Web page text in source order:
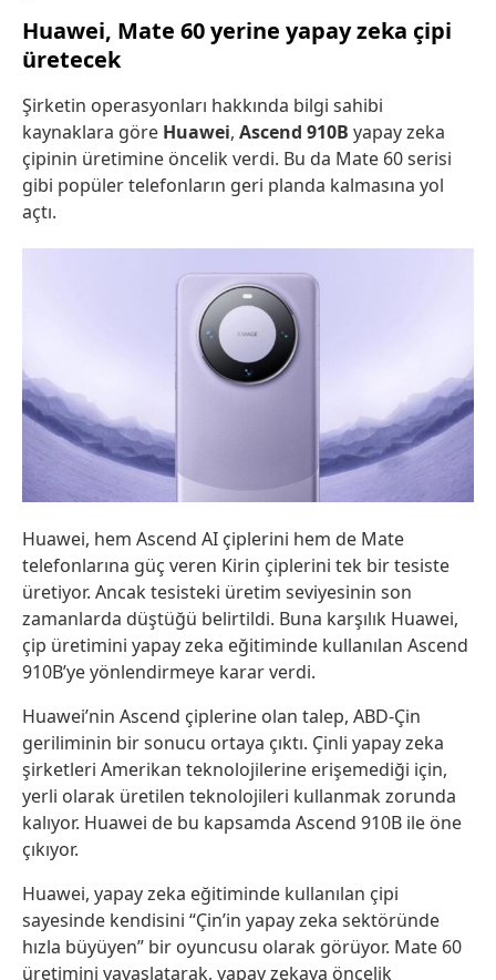
Huawei, Mate 60 yerine yapay zeka çipi
üretecek
Şirketin operasyonları hakkında bilgi sahibi
kaynaklara göre Huawei, Ascend 910B yapay zeka
çipinin üretimine öncelik verdi. Bu da Mate 60 serisi
gibi popüler telefonların geri planda kalmasına yol
açtı.
Huawei, hem Ascend AI çiplerini hem de Mate
telefonlarına güç veren Kirin çiplerini tek bir tesiste
üretiyor. Ancak tesisteki üretim seviyesinin son
zamanlarda düştüğü belirtildi. Buna karşılık Huawei,
çip üretimini yapay zeka eğitiminde kullanılan Ascend
910B’ye yönlendirmeye karar verdi.
Huawei’nin Ascend çiplerine olan talep, ABD-Çin
geriliminin bir sonucu ortaya çıktı. Çinli yapay zeka
şirketleri Amerikan teknolojilerine erişemediği için,
yerli olarak üretilen teknolojileri kullanmak zorunda
kalıyor. Huawei de bu kapsamda Ascend 910B ile öne
çıkıyor.
Huawei, yapay zeka eğitiminde kullanılan çipi
sayesinde kendisini “Çin’in yapay zeka sektöründe
hızla büyüyen” bir oyuncusu olarak görüyor. Mate 60
üretimini yavaşlatarak, yapay zekaya öncelik